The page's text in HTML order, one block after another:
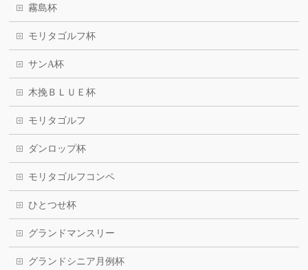
霧島杯
モリタゴルフ杯
サンA杯
木挽ＢＬＵＥ杯
モリタゴルフ
ダンロップ杯
モリタゴルフコンペ
ひとつせ杯
グランドマンスリー
グランドシニア月例杯